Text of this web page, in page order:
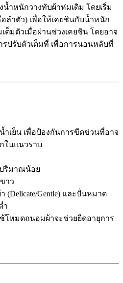
ำหนักวางทับผ้าห่มเดิม โดยเริ่ม
ลำตัว) เพื่อให้เคยชินกับน้ำหนัก
ต็มตัวเมื่อผ่านช่วงเคยชิน โดยอาจ
รปรับตัวเต็มที่ เพื่อการนอนหลับที่
ำเย็น เพื่อป้องกันการขีดข่วนที่อาจ
ในแนวราบ
ริมาณน้อย
าว
(Delicate/Gentle) และปั่นหมาด
ำ
โหมดถนอมผ้าจะช่วยยืดอายุการ